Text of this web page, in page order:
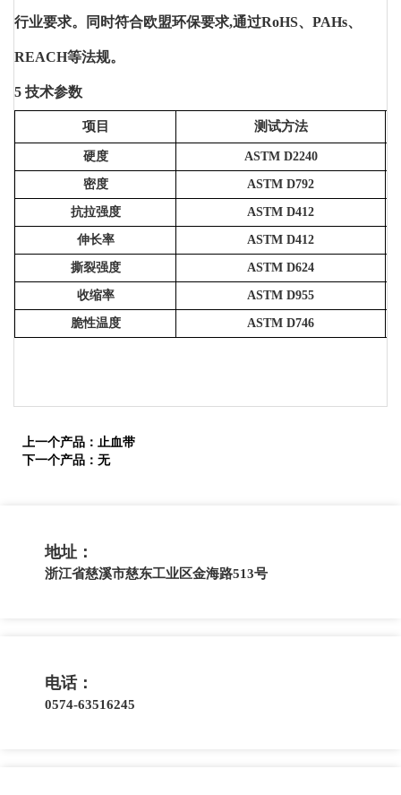
行业要求。同时符合欧盟环保要求,通过RoHS、PAHs、
REACH等法规。
5 技术参数
项目 测试方法
硬度 ASTM D2240
密度 ASTM D792
抗拉强度 ASTM D412
伸长率 ASTM D412
撕裂强度 ASTM D624
收缩率 ASTM D955
脆性温度 ASTM D746
上一个产品： 止血带
下一个产品： 无
地址：
浙江省慈溪市慈东工业区金海路513号
电话：
0574-63516245